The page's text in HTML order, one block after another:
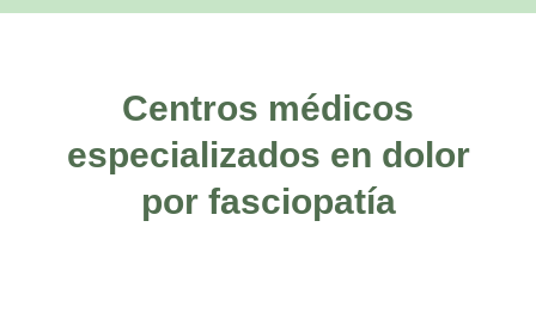
Centros médicos
especializados en dolor
por fasciopatía